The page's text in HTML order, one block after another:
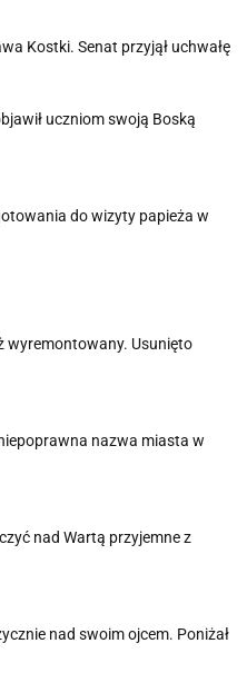
Kostki. Senat przyjął uchwałę
uczniom swoją Boską
do wizyty papieża w
wyremontowany. Usunięto
nazwa miasta w
nad Wartą przyjemne z
nad swoim ojcem. Poniżał